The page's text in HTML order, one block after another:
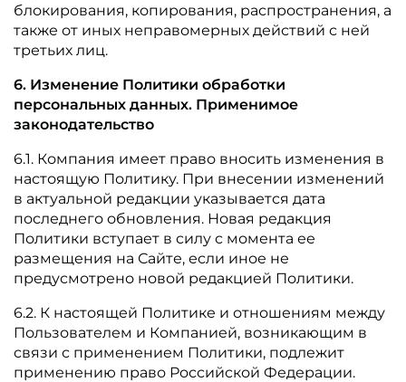
блокирования, копирования, распространения, а
также от иных неправомерных действий с ней
третьих лиц.
6. Изменение Политики обработки
персональных данных. Применимое
законодательство
6.1. Компания имеет право вносить изменения в
настоящую Политику. При внесении изменений
в актуальной редакции указывается дата
последнего обновления. Новая редакция
Политики вступает в силу с момента ее
размещения на Сайте, если иное не
предусмотрено новой редакцией Политики.
6.2. К настоящей Политике и отношениям между
Пользователем и Компанией, возникающим в
связи с применением Политики, подлежит
применению право Российской Федерации.